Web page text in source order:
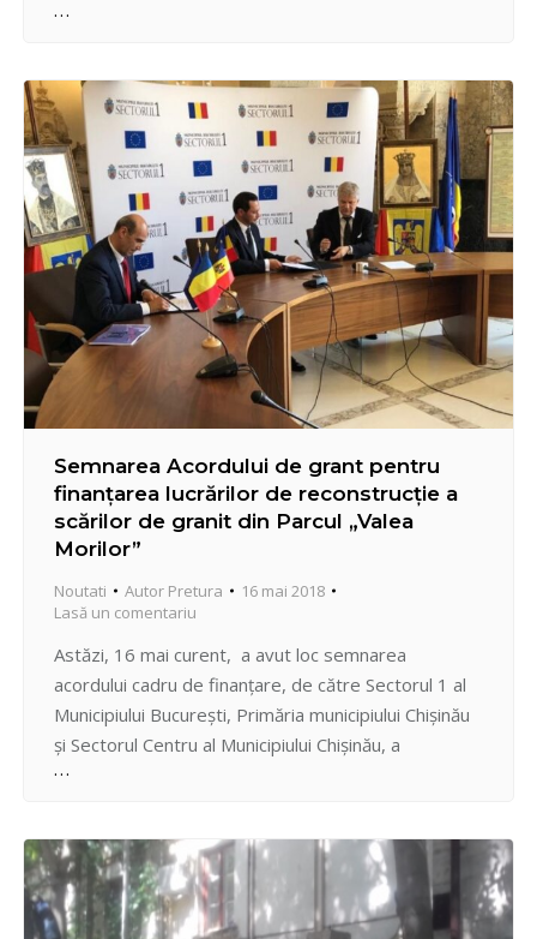
Meciurile de minifotbal au fost de tensionate, dar şi
dovadă de o bună pregătire fizică, spirit de echipă
și…
Semnarea Acordului de grant pentru
finanţarea lucrărilor de reconstrucţie a
scărilor de granit din Parcul „Valea
Morilor”
Noutati Autor Pretura
16 mai 2018
Lasă un comentariu
Astăzi, 16 mai curent, a avut loc semnarea
acordului cadru de finanţare, de către Sectorul 1 al
Municipiului București, Primăria municipiului Chişinău
și Sectorul Centru al Municipiului Chișinău, a
proiectului „Reconstrucția Lacului de Acumulare
granit”. Semnarea acordului de finanţare a avut loc în
Sala de Consiliu a Primăriei…